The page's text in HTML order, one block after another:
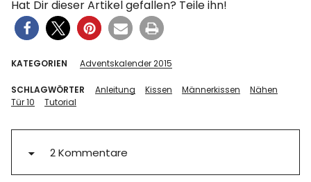
Hat Dir dieser Artikel gefallen? Teile ihn!
KATEGORIEN Adventskalender 2015
SCHLAGWÖRTER Anleitung Kissen Männerkissen
Nähen
Tür 10
Tutorial
2 Kommentare